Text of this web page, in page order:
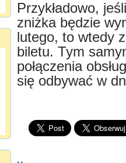
Przykładowo,
zniżka będzie
lutego, to wtedy
biletu. Tym
połączenia
się odbywać w